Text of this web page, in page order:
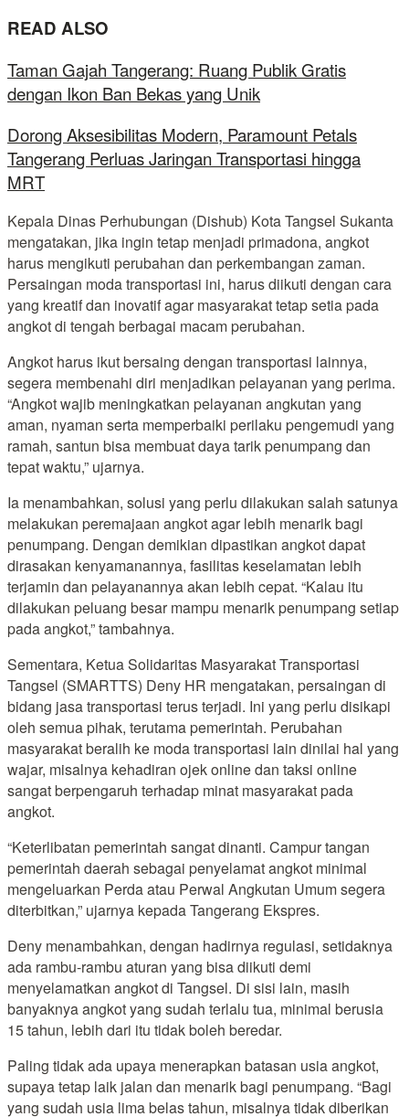
READ ALSO
Taman Gajah Tangerang: Ruang Publik Gratis
dengan Ikon Ban Bekas yang Unik
Dorong Aksesibilitas Modern, Paramount Petals
Tangerang Perluas Jaringan Transportasi hingga
MRT
Kepala Dinas Perhubungan (Dishub) Kota Tangsel Sukanta
mengatakan, jika ingin tetap menjadi primadona, angkot
harus mengikuti perubahan dan perkembangan zaman.
Persaingan moda transportasi ini, harus diikuti dengan cara
yang kreatif dan inovatif agar masyarakat tetap setia pada
angkot di tengah berbagai macam perubahan.
Angkot harus ikut bersaing dengan transportasi lainnya,
segera membenahi diri menjadikan pelayanan yang perima.
“Angkot wajib meningkatkan pelayanan angkutan yang
aman, nyaman serta memperbaiki perilaku pengemudi yang
ramah, santun bisa membuat daya tarik penumpang dan
tepat waktu,” ujarnya.
Ia menambahkan, solusi yang perlu dilakukan salah satunya
melakukan peremajaan angkot agar lebih menarik bagi
penumpang. Dengan demikian dipastikan angkot dapat
dirasakan kenyamanannya, fasilitas keselamatan lebih
terjamin dan pelayanannya akan lebih cepat. “Kalau itu
dilakukan peluang besar mampu menarik penumpang setiap
pada angkot,” tambahnya.
Sementara, Ketua Solidaritas Masyarakat Transportasi
Tangsel (SMARTTS) Deny HR mengatakan, persaingan di
bidang jasa transportasi terus terjadi. Ini yang perlu disikapi
oleh semua pihak, terutama pemerintah. Perubahan
masyarakat beralih ke moda transportasi lain dinilai hal yang
wajar, misalnya kehadiran ojek online dan taksi online
sangat berpengaruh terhadap minat masyarakat pada
angkot.
“Keterlibatan pemerintah sangat dinanti. Campur tangan
pemerintah daerah sebagai penyelamat angkot minimal
mengeluarkan Perda atau Perwal Angkutan Umum segera
diterbitkan,” ujarnya kepada Tangerang Ekspres.
Deny menambahkan, dengan hadirnya regulasi, setidaknya
ada rambu-rambu aturan yang bisa diikuti demi
menyelamatkan angkot di Tangsel. Di sisi lain, masih
banyaknya angkot yang sudah terlalu tua, minimal berusia
15 tahun, lebih dari itu tidak boleh beredar.
Paling tidak ada upaya menerapkan batasan usia angkot,
supaya tetap laik jalan dan menarik bagi penumpang. “Bagi
yang sudah usia lima belas tahun, misalnya tidak diberikan